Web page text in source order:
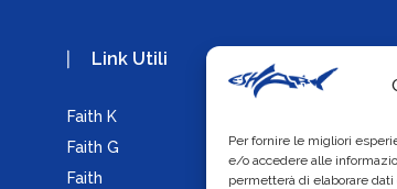
Per fornire le migliori
e/o accedere alle
permetterà di elaborare
Link Utili
Faith K
Faith G
Faith
Privacy Policy